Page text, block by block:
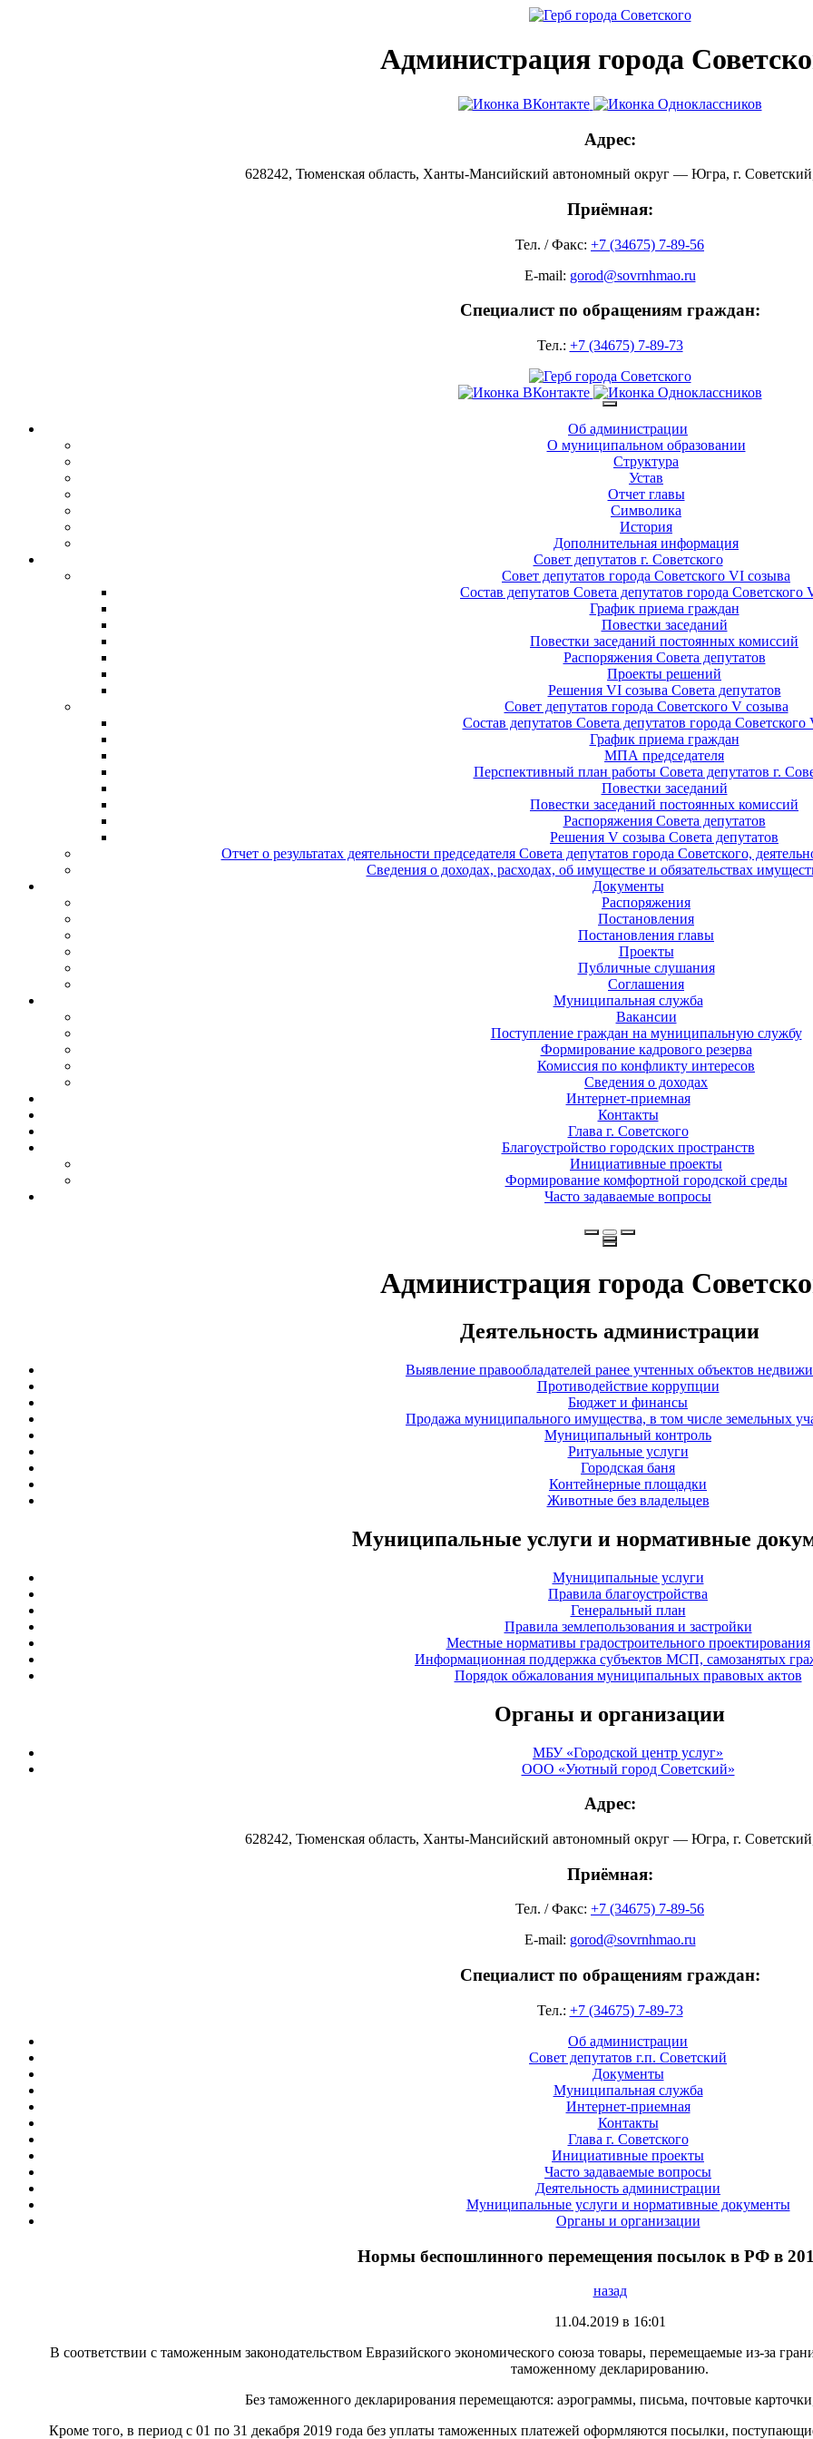
Администрация города
Адрес:
628242, Тюменская область, Ханты-Мансийский автономный округ — Югра, г.
Приёмная:
Тел. / Факс: +7 (34675) 7-89-56
E-mail: gorod@sovrnhmao.ru
Специалист по обращениям граждан:
Тел.: +7 (34675) 7-89-73
Об администрации
О муниципальном образовании
Структура
Устав
Отчет главы
Символика
История
Дополнительная информация
Совет депутатов г. Советского
Совет депутатов города Советского VI созыва
Состав депутатов Совета депутатов города Советского
График приема граждан
Повестки заседаний
Повестки заседаний постоянных комиссий
Распоряжения Совета депутатов
Проекты решений
Решения VI созыва Совета депутатов
Совет депутатов города Советского V созыва
Состав депутатов Совета депутатов города Советского
График приема граждан
МПА председателя
Перспективный план работы Совета депутатов г.
Повестки заседаний
Повестки заседаний постоянных комиссий
Распоряжения Совета депутатов
Решения V созыва Совета депутатов
Отчет о результатах деятельности председателя Совета депутатов города Советского,
Сведения о доходах, расходах, об имуществе и обязательствах
Документы
Распоряжения
Постановления
Постановления главы
Проекты
Публичные слушания
Соглашения
Муниципальная служба
Вакансии
Поступление граждан на муниципальную службу
Формирование кадрового резерва
Комиссия по конфликту интересов
Сведения о доходах
Интернет-приемная
Контакты
Глава г. Советского
Благоустройство городских пространств
Инициативные проекты
Формирование комфортной городской среды
Часто задаваемые вопросы
Администрация города
Деятельность администрации
Выявление правообладателей ранее учтенных объектов
Противодействие коррупции
Бюджет и финансы
Продажа муниципального имущества, в том числе земельных
Муниципальный контроль
Ритуальные услуги
Городская баня
Контейнерные площадки
Животные без владельцев
Муниципальные услуги и нормативные
Муниципальные услуги
Правила благоустройства
Генеральный план
Правила землепользования и застройки
Местные нормативы градостроительного проектирования
Информационная поддержка субъектов МСП, самозанятых
Порядок обжалования муниципальных правовых актов
Органы и организации
МБУ «Городской центр услуг»
ООО «Уютный город Советский»
Адрес:
628242, Тюменская область, Ханты-Мансийский автономный округ — Югра, г.
Приёмная:
Тел. / Факс: +7 (34675) 7-89-56
E-mail: gorod@sovrnhmao.ru
Специалист по обращениям граждан:
Тел.: +7 (34675) 7-89-73
Об администрации
Совет депутатов г.п. Советский
Документы
Муниципальная служба
Интернет-приемная
Контакты
Глава г. Советского
Инициативные проекты
Часто задаваемые вопросы
Деятельность администрации
Муниципальные услуги и нормативные документы
Органы и организации
Нормы беспошлинного перемещения посылок в РФ в
назад
11.04.2019 в 16:01
В соответствии с таможенным законодательством Евразийского экономического союза товары, перемещаемые из-за
таможенному декларированию.
Без таможенного декларирования перемещаются: аэрограммы, письма, почтовые
Кроме того, в период с 01 по 31 декабря 2019 года без уплаты таможенных платежей оформляются посылки,